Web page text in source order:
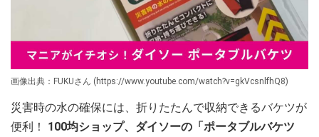
画像出典：FUKUさん (https://www.youtube.com/watch?v=gkVcsnlfhQ8)
災害時の水の確保には、折りたたんで収納できるバケツが
便利！
100均ショップ、ダイソーの「ポータブルバケツ